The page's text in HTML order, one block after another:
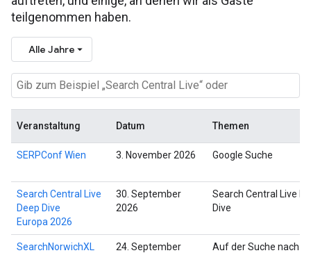
teilgenommen haben.
Alle Jahre
Veranstaltung Datum Themen
SERPConf Wien 3. November 2026 Google Suche
Search Central Live
Deep Dive
Europa 2026
30. September
2026
Search Central Live
Dive
SearchNorwichXL
24. September
Auf der Suche nach